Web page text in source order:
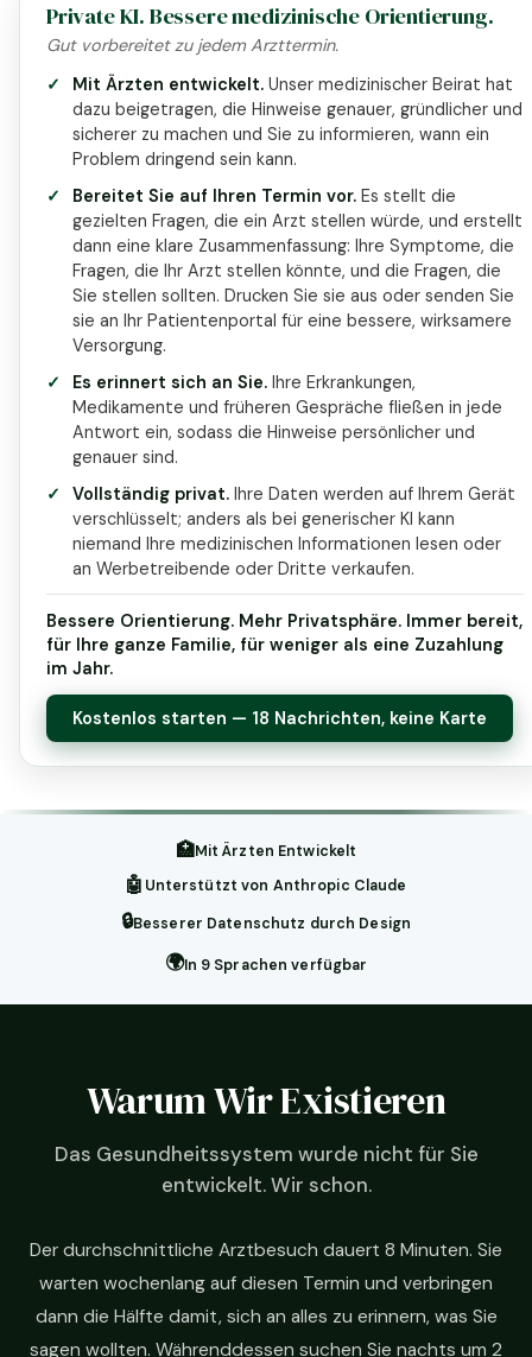
Private KI. Bessere medizinische Orientierung.
Gut vorbereitet zu jedem Arzttermin.
Mit Ärzten entwickelt. Unser medizinischer Beirat hat
dazu beigetragen, die Hinweise genauer, gründlicher und
sicherer zu machen und Sie zu informieren, wann ein
Problem dringend sein kann.
Bereitet Sie auf Ihren Termin vor. Es stellt die
gezielten Fragen, die ein Arzt stellen würde, und erstellt
dann eine klare Zusammenfassung: Ihre Symptome, die
Fragen, die Ihr Arzt stellen könnte, und die Fragen, die
Sie stellen sollten. Drucken Sie sie aus oder senden Sie
sie an Ihr Patientenportal für eine bessere, wirksamere
Versorgung.
Es erinnert sich an Sie. Ihre Erkrankungen,
Medikamente und früheren Gespräche fließen in jede
Antwort ein, sodass die Hinweise persönlicher und
genauer sind.
Vollständig privat. Ihre Daten werden auf Ihrem Gerät
verschlüsselt; anders als bei generischer KI kann
niemand Ihre medizinischen Informationen lesen oder
an Werbetreibende oder Dritte verkaufen.
Bessere Orientierung. Mehr Privatsphäre. Immer bereit,
für Ihre ganze Familie, für weniger als eine Zuzahlung
im Jahr.
Kostenlos starten — 18 Nachrichten, keine Karte
🏥Mit Ärzten Entwickelt
🤖 Unterstützt von Anthropic Claude
🔒Besserer Datenschutz durch Design
🌍In 9 Sprachen verfügbar
Warum Wir Existieren
Das Gesundheitssystem wurde nicht für Sie
entwickelt. Wir schon.
Der durchschnittliche Arztbesuch dauert 8 Minuten. Sie
warten wochenlang auf diesen Termin und verbringen
dann die Hälfte damit, sich an alles zu erinnern, was Sie
sagen wollten. Währenddessen suchen Sie nachts um 2